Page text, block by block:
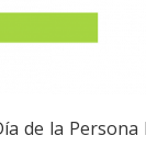
de la